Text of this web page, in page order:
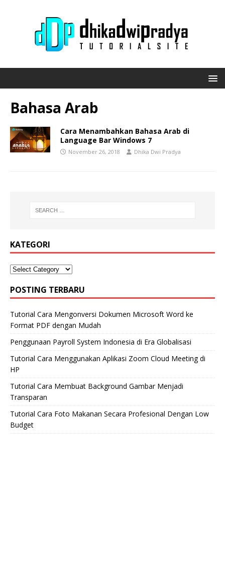
Bahasa Arab
Cara Menambahkan Bahasa Arab di
Language Bar Windows 7
November 26, 2018 Dhika Dwi Pradya
KATEGORI
POSTING TERBARU
Tutorial Cara Mengonversi Dokumen Microsoft Word ke
Format PDF dengan Mudah
Penggunaan Payroll System Indonesia di Era Globalisasi
Tutorial Cara Menggunakan Aplikasi Zoom Cloud Meeting di
HP
Tutorial Cara Membuat Background Gambar Menjadi
Transparan
Tutorial Cara Foto Makanan Secara Profesional Dengan Low
Budget